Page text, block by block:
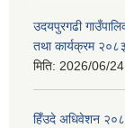
उदयपुरगढी
तथा कार्यक्रम २०८३
मिति: 2026/06/
हिँउदे अधिवेशन